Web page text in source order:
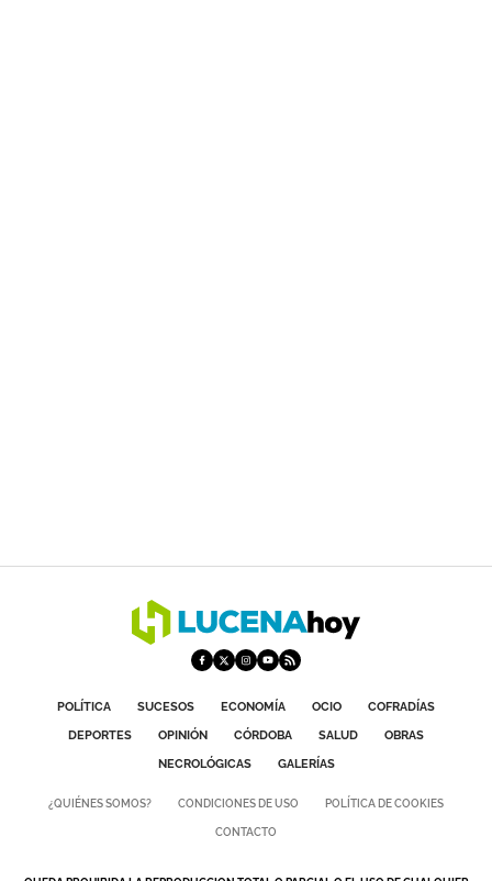
POLÍTICA SUCESOS ECONOMÍA OCIO
COFRADÍAS
DEPORTES
OPINIÓN CÓRDOBA SALUD
OBRAS
NECROLÓGICAS
GALERÍAS
¿QUIÉNES SOMOS? CONDICIONES DE USO POLÍTICA DE COOKIES
CONTACTO